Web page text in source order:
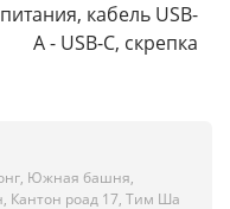
кабель USB-
A - USB-C, скрепка
Южная башня,
Кантон роад 17, Тим Ша